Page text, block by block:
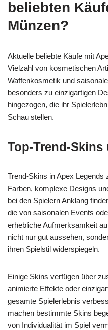
beliebten
Münzen?
Aktuelle beliebte Käufe mit
Vielzahl von kosmetischen
Waffenkosmetik und
besonders zu einzigartigen
hingezogen, die ihr
Schau stellen.
Top-Trend-Skins
Trend-Skins in Apex Legends
Farben, komplexe Designs
bei den Spielern Anklang
die von saisonalen Events
erhebliche Aufmerksamkeit
nicht nur gut aussehen,
ihren Spielstil widerspiegeln.
Einige Skins verfügen über
animierte Effekte oder
gesamte Spielerlebnis
machen bestimmte Skins
von Individualität im Spiel